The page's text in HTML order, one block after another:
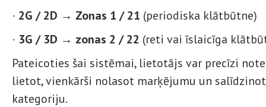
· 2G / 2D → Zonas 1 / 21 (periodiska klātbūtne)
· 3G / 3D → zonas 2 / 22 (reti vai īslaicīga
Pateicoties šai sistēmai, lietotājs var precīzi
lietot, vienkārši nolasot marķējumu un
kategoriju.